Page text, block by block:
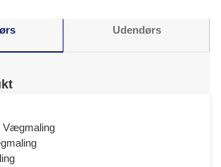
Udendørs
Vægmaling